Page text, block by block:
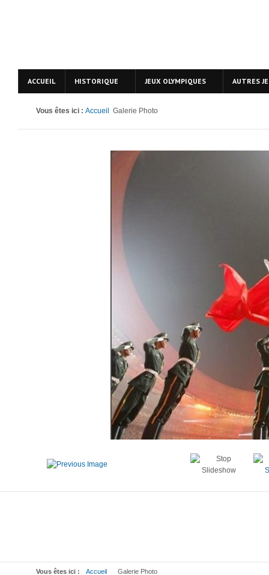
ACCUEIL HISTORIQUE JEUX OLYMPIQUES AUTRES
Vous êtes ici : Accueil Galerie Photo
Vous êtes ici : Accueil Galerie Photo